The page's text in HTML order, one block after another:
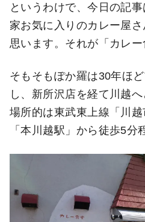
というわけで、今日の記
家お気に入りのカレー屋
思います。それが「カレー
そもそもぽか羅は30年ほ
し、新所沢店を経て川越
場所的は東武東上線「川
「本川越駅」から徒歩5分